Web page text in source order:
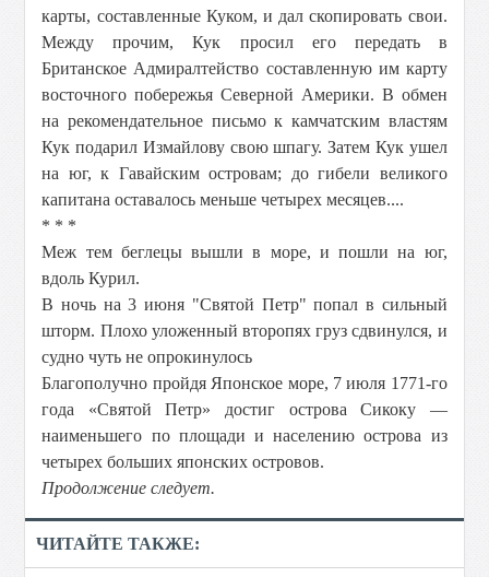
карты, составленные Куком, и дал скопировать свои.
Между прочим, Кук просил его передать в
Британское Адмиралтейство составленную им карту
восточного побережья Северной Америки. В обмен
на рекомендательное письмо к камчатским властям
Кук подарил Измайлову свою шпагу. Затем Кук ушел
на юг, к Гавайским островам; до гибели великого
капитана оставалось меньше четырех месяцев....
* * *
Меж тем беглецы вышли в море, и пошли на юг,
вдоль Курил.
В ночь на 3 июня "Святой Петр" попал в сильный
шторм. Плохо уложенный второпях груз сдвинулся, и
судно чуть не опрокинулось
Благополучно пройдя Японское море, 7 июля 1771-го
года «Святой Петр» достиг острова Сикоку —
наименьшего по площади и населению острова из
четырех больших японских островов.
Продолжение следует.
ЧИТАЙТЕ ТАКЖЕ: